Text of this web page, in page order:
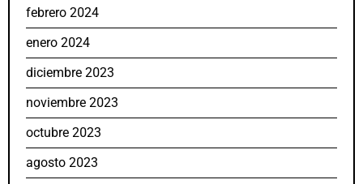
febrero 2024
enero 2024
diciembre 2023
noviembre 2023
octubre 2023
agosto 2023